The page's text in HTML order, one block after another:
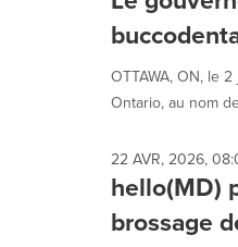
on
this
page
change.
listings
will
update
as
OTTAWA, ON, le
Ontario, au nom
22 AVR, 2026,
hello(MD)
brossage